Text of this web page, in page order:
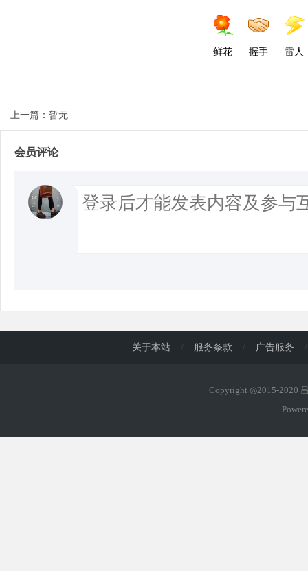
鲜花 握手 雷人
上一篇：暂无
会员评论
关于本站 / 服务条款 / 广告服务 /
Copyright ◎2015-2020